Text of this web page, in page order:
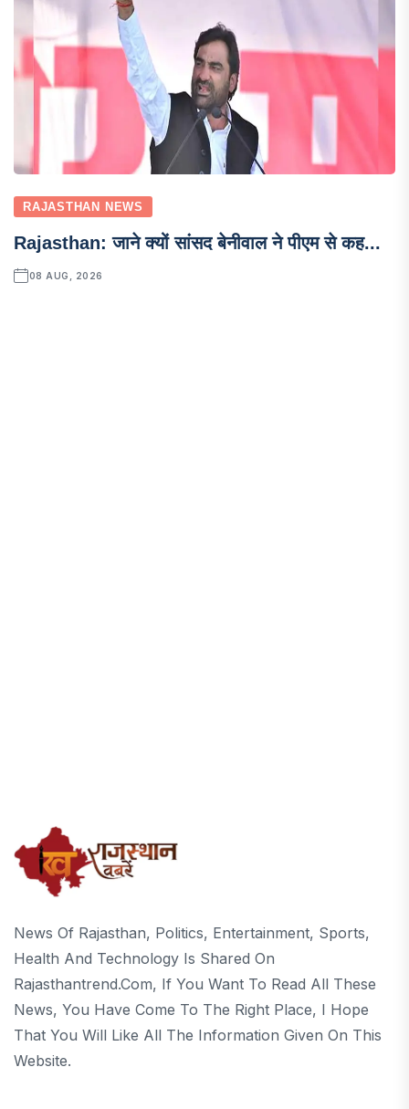
RAJASTHAN NEWS
Rajasthan: जाने क्यों सांसद बेनीवाल ने पीएम से कह...
08 AUG, 2026
News Of Rajasthan, Politics, Entertainment, Sports,
Health And Technology Is Shared On
Rajasthantrend.com, If You Want To Read All These
News, You Have Come To The Right Place, I Hope
That You Will Like All The Information Given On This
Website.